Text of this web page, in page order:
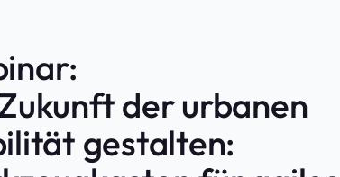
der urbanen
gestalten: